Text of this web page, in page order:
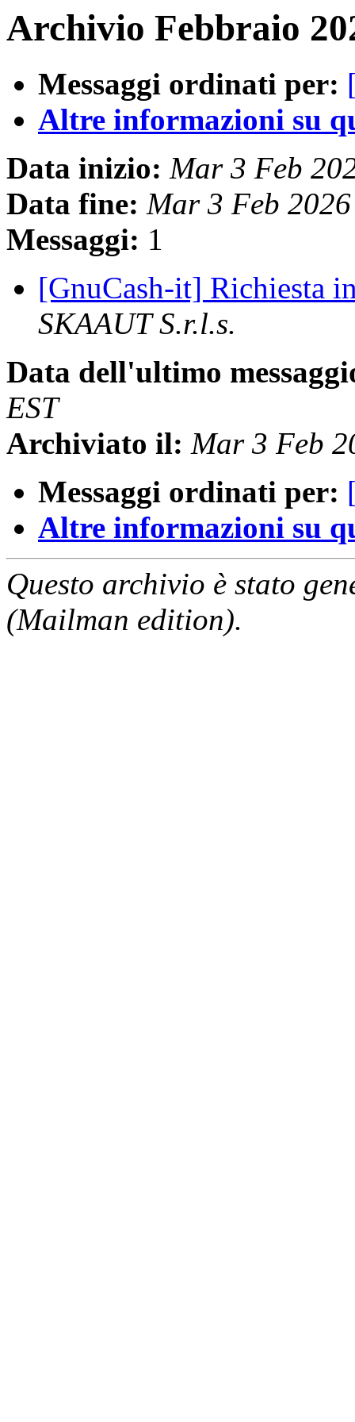
Archivio Febbraio
Messaggi ordinati per:
Altre informazioni su
Data inizio: Mar 3 Feb
Data fine: Mar 3 Feb
Messaggi: 1
[GnuCash-it] Richiesta
SKAAUT S.r.l.s.
Data dell'ultimo
EST
Archiviato il: Mar 3 Feb
Messaggi ordinati per:
Altre informazioni su
Questo archivio è stato
(Mailman edition).